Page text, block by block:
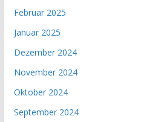
Februar 2025
Januar 2025
Dezember 2024
November 2024
Oktober 2024
September 2024